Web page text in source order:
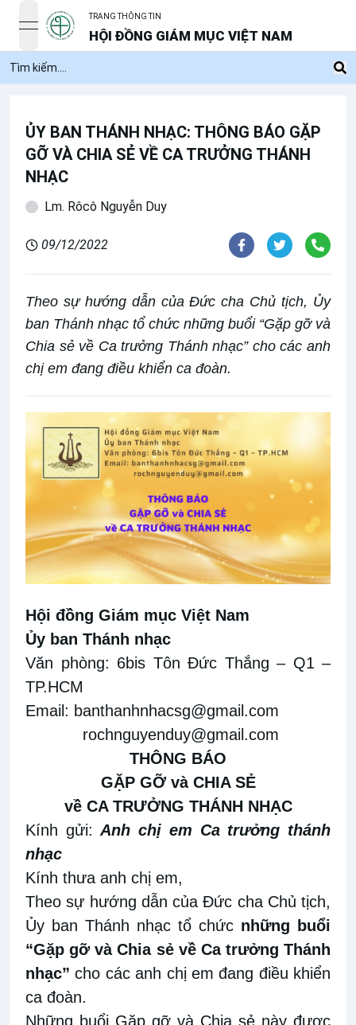
open navigation menu
TRANG THÔNG TIN
HỘI ĐỒNG GIÁM MỤC VIỆT NAM
ỦY BAN THÁNH NHẠC: THÔNG BÁO GẶP
GỠ VÀ CHIA SẺ VỀ CA TRƯỞNG THÁNH
NHẠC
Lm. Rôcô Nguyễn Duy
09/12/2022
Theo sự hướng dẫn của Đức cha Chủ tịch, Ủy
ban Thánh nhạc tổ chức những buổi “Gặp gỡ và
Chia sẻ về Ca trưởng Thánh nhạc” cho các anh
chị em đang điều khiển ca đoàn.
Hội đồng Giám mục Việt Nam
Ủy ban Thánh nhạc
Văn phòng: 6bis Tôn Đức Thắng – Q1 –
TP.HCM
Email: banthanhnhacsg@gmail.com
rochnguyenduy@gmail.com
THÔNG BÁO
GẶP GỠ và CHIA SẺ
vềCA TRƯỞNG THÁNH NHẠC
Kính gửi:Anh chị em Ca trưởng thánh
nhạc
Kính thưa anh chị em,
Theo sự hướng dẫn của Đức cha Chủ tịch,
Ủy ban Thánh nhạc tổ chức n hững buổi
“Gặp gỡ và Chia sẻ về Ca trưởng Thánh
nhạc” cho cácanh chị em đang điều khiển
ca đoàn.
Những buổi Gặp gỡ và Chia sẻ này được